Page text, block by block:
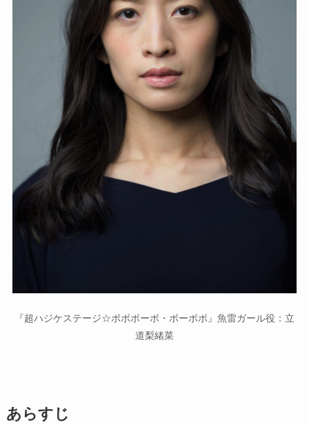
『超ハジケステージ☆ボボボーボ・ボーボボ』魚雷ガール役：立
道梨緒菜
あらすじ